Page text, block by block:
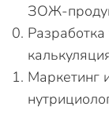
ЗОЖ-
Разработка
Маркетинг